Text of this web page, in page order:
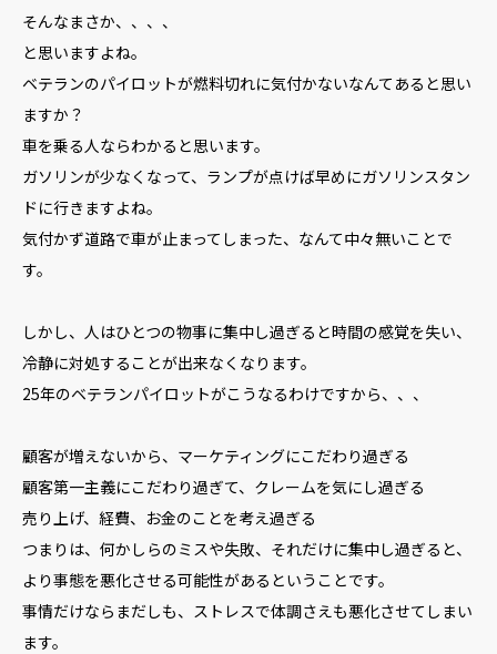
そんなまさか、、、、
と思いますよね。
ベテランのパイロットが燃料切れに気付かないなんてあると思い
ますか？
車を乗る人ならわかると思います。
ガソリンが少なくなって、ランプが点けば早めにガソリンスタン
ドに行きますよね。
気付かず道路で車が止まってしまった、なんて中々無いことで
す。
しかし、人はひとつの物事に集中し過ぎると時間の感覚を失い、
冷静に対処することが出来なくなります。
25年のベテランパイロットがこうなるわけですから、、、
顧客が増えないから、マーケティングにこだわり過ぎる
顧客第一主義にこだわり過ぎて、クレームを気にし過ぎる
売り上げ、経費、お金のことを考え過ぎる
つまりは、何かしらのミスや失敗、それだけに集中し過ぎると、
より事態を悪化させる可能性があるということです。
事情だけならまだしも、ストレスで体調さえも悪化させてしまい
ます。